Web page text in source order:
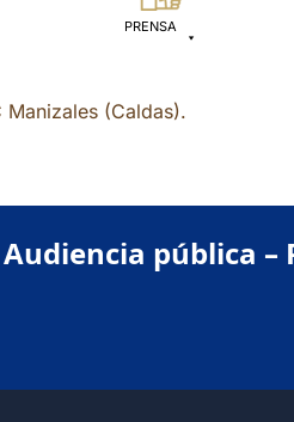
PRENSA
(Caldas).
pública –